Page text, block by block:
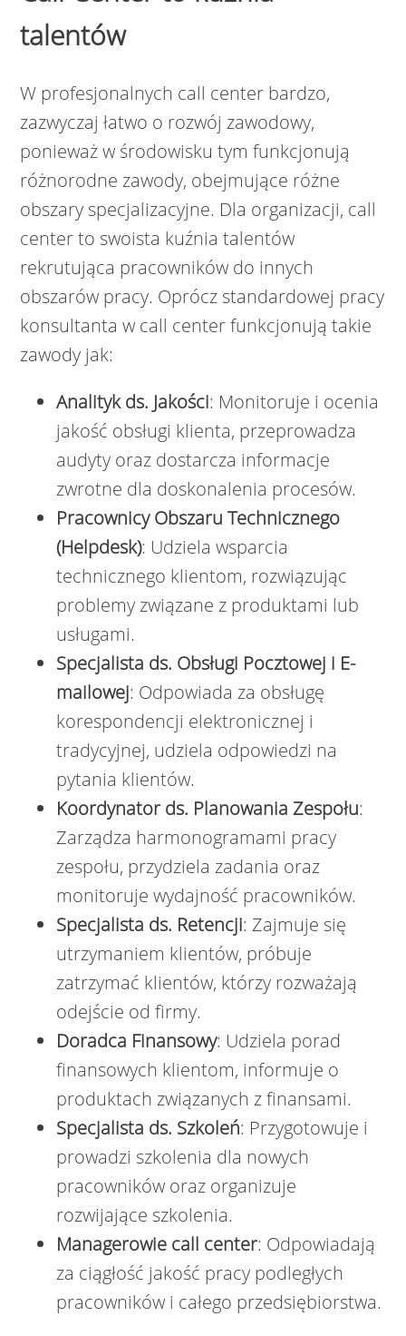
talentów
W profesjonalnych call center bardzo,
zazwyczaj łatwo o rozwój zawodowy,
ponieważ w środowisku tym funkcjonują
różnorodne zawody, obejmujące różne
obszary specjalizacyjne. Dla organizacji, call
center to swoista kuźnia talentów
rekrutująca pracowników do innych
obszarów pracy. Oprócz standardowej pracy
konsultanta w call center funkcjonują takie
zawody jak:
Analityk ds. Jakości: Monitoruje i ocenia
jakość obsługi klienta, przeprowadza
audyty oraz dostarcza informacje
zwrotne dla doskonalenia procesów.
Pracownicy Obszaru Technicznego
(Helpdesk): Udziela wsparcia
technicznego klientom, rozwiązując
problemy związane z produktami lub
usługami.
Specjalista ds. Obsługi Pocztowej i E-
mailowej: Odpowiada za obsługę
korespondencji elektronicznej i
tradycyjnej, udziela odpowiedzi na
pytania klientów.
Koordynator ds. Planowania Zespołu:
Zarządza harmonogramami pracy
zespołu, przydziela zadania oraz
monitoruje wydajność pracowników.
Specjalista ds. Retencji: Zajmuje się
utrzymaniem klientów, próbuje
zatrzymać klientów, którzy rozważają
odejście od firmy.
Doradca Finansowy: Udziela porad
finansowych klientom, informuje o
produktach związanych z finansami.
Specjalista ds. Szkoleń: Przygotowuje i
prowadzi szkolenia dla nowych
pracowników oraz organizuje
rozwijające szkolenia.
Managerowie call center: Odpowiadają
za ciągłość jakość pracy podległych
pracowników i całego przedsiębiorstwa.